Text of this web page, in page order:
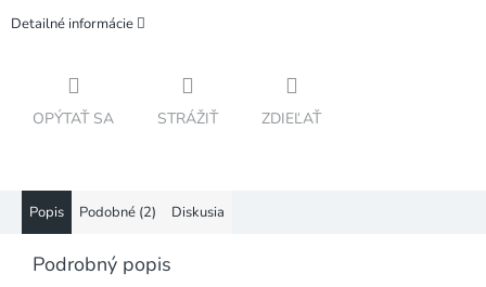
Detailné informácie
OPÝTAŤ SA STRÁŽIŤ ZDIEĽAŤ
Popis Podobné (2) Diskusia
Podrobný popis